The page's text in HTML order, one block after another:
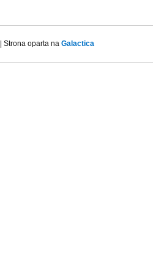
| Strona oparta na Galactica